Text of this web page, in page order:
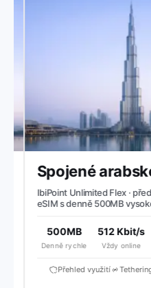
Spojené
IbiPoint Unlimited Flex ·
eSIM s denně 500MB
500MB
Denně rychle
512 Kbit/s
Vždy online
Přehled využití Tethering